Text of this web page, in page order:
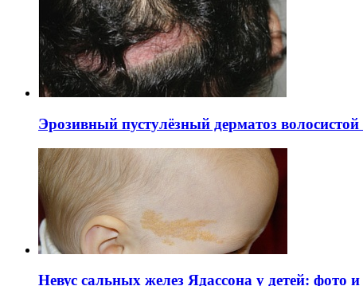
Эрозивный пустулёзный дерматоз
Невус сальных желез Ядассона у детей: фото